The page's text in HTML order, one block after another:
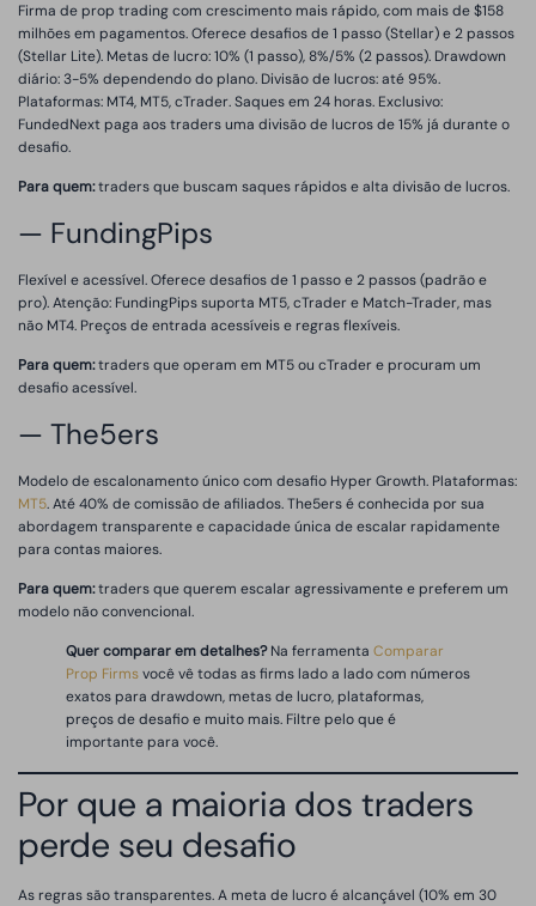
Firma de prop trading com crescimento mais rápido, com mais de $158
milhões em pagamentos. Oferece desafios de 1 passo (Stellar) e 2 passos
(Stellar Lite). Metas de lucro: 10% (1 passo), 8%/5% (2 passos). Drawdown
diário: 3-5% dependendo do plano. Divisão de lucros: até 95%.
Plataformas: MT4, MT5, cTrader. Saques em 24 horas. Exclusivo:
FundedNext paga aos traders uma divisão de lucros de 15% já durante o
desafio.
Para quem:traders que buscam saques rápidos e alta divisão de lucros.
— FundingPips
Flexível e acessível. Oferece desafios de 1 passo e 2 passos (padrão e
pro). Atenção: FundingPips suporta MT5, cTrader e Match-Trader, mas
não MT4. Preços de entrada acessíveis e regras flexíveis.
Para quem:traders que operam em MT5 ou cTrader e procuram um
desafio acessível.
— The5ers
Modelo de escalonamento único com desafio Hyper Growth. Plataformas:
MT5. Até 40% de comissão de afiliados. The5ers é conhecida por sua
abordagem transparente e capacidade única de escalar rapidamente
para contas maiores.
Para quem:traders que querem escalar agressivamente e preferem um
modelo não convencional.
Quer comparar em detalhes?Na ferramenta Comparar
Prop Firmsvocê vê todas as firms lado a lado com números
exatos para drawdown, metas de lucro, plataformas,
preços de desafio e muito mais. Filtre pelo que é
importante para você.
Por que a maioria dos traders
perde seu desafio
As regras são transparentes. A meta de lucro é alcançável (10% em 30